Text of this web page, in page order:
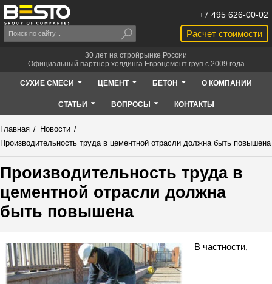
Расчет стоимости
+7 495 626-00-02
30 лет на стройрынке России
Официальный партнер холдинга Евроцемент груп с 2009 года
СУХИЕ СМЕСИ ЦЕМЕНТ БЕТОН О КОМПАНИИ
СТАТЬИ ВОПРОСЫ КОНТАКТЫ
Главная / Новости /
Производительность труда в цементной отрасли должна быть повышена
Производительность труда в
цементной отрасли должна
быть повышена
В частности,